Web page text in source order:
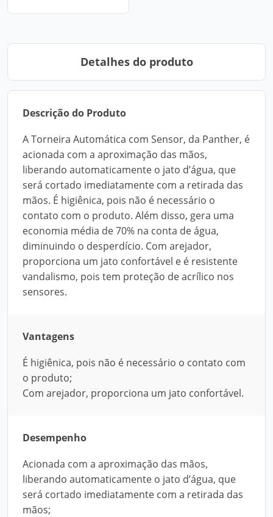
Detalhes do produto
Descrição do Produto
A Torneira Automática com Sensor, da Panther, é
acionada com a aproximação das mãos,
liberando automaticamente o jato d’água, que
será cortado imediatamente com a retirada das
mãos. É higiênica, pois não é necessário o
contato com o produto. Além disso, gera uma
economia média de 70% na conta de água,
diminuindo o desperdício. Com arejador,
proporciona um jato confortável e é resistente
vandalismo, pois tem proteção de acrílico nos
sensores.
Vantagens
É higiênica, pois não é necessário o contato com
o produto;
Com arejador, proporciona um jato confortável.
Desempenho
Acionada com a aproximação das mãos,
liberando automaticamente o jato d’água, que
será cortado imediatamente com a retirada das
mãos;